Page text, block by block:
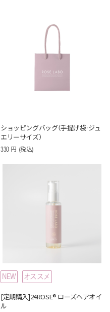
ショッピングバッグ（手提げ袋・ジュ
エリーサイズ）
330 円 (税込)
NEW オススメ
[定期購入]24ROSE® ローズヘアオイ
ル